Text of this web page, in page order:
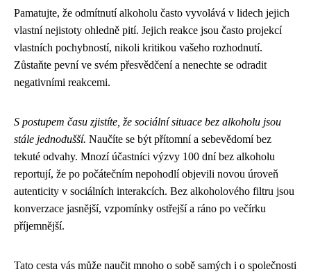
Pamatujte, že odmítnutí alkoholu často vyvolává v lidech jejich
vlastní nejistoty ohledně pití. Jejich reakce jsou často projekcí
vlastních pochybností, nikoli kritikou vašeho rozhodnutí.
Zůstaňte pevní ve svém přesvědčení a nenechte se odradit
negativními reakcemi.
S postupem času zjistíte, že sociální situace bez alkoholu jsou
stále jednodušší. Naučíte se být přítomní a sebevědomí bez
tekuté odvahy. Mnozí účastníci výzvy 100 dní bez alkoholu
reportují, že po počátečním nepohodlí objevili novou úroveň
autenticity v sociálních interakcích. Bez alkoholového filtru jsou
konverzace jasnější, vzpomínky ostřejší a ráno po večírku
příjemnější.
Tato cesta vás může naučit mnoho o sobě samých i o společnosti